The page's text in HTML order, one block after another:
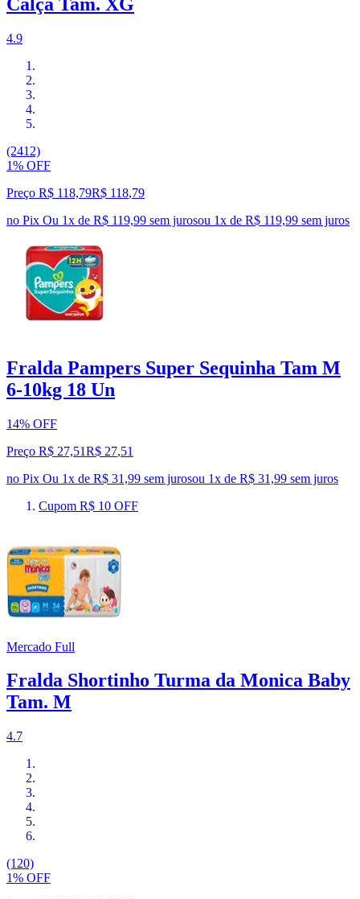
4.9
(2412)
1% OFF
Preço R$ 118,79R$ 118,79
no Pix Ou 1x de R$ 119,99 sem jurosou 1x de R$ 119,99 sem juros
Fralda Pampers Super Sequinha Tam M
6-10kg 18 Un
14% OFF
Preço R$ 27,51R$ 27,51
no Pix Ou 1x de R$ 31,99 sem jurosou 1x de R$ 31,99 sem juros
Cupom R$ 10 OFF
Mercado Full
Fralda Shortinho Turma da Monica Baby
Tam. M
4.7
(120)
1% OFF